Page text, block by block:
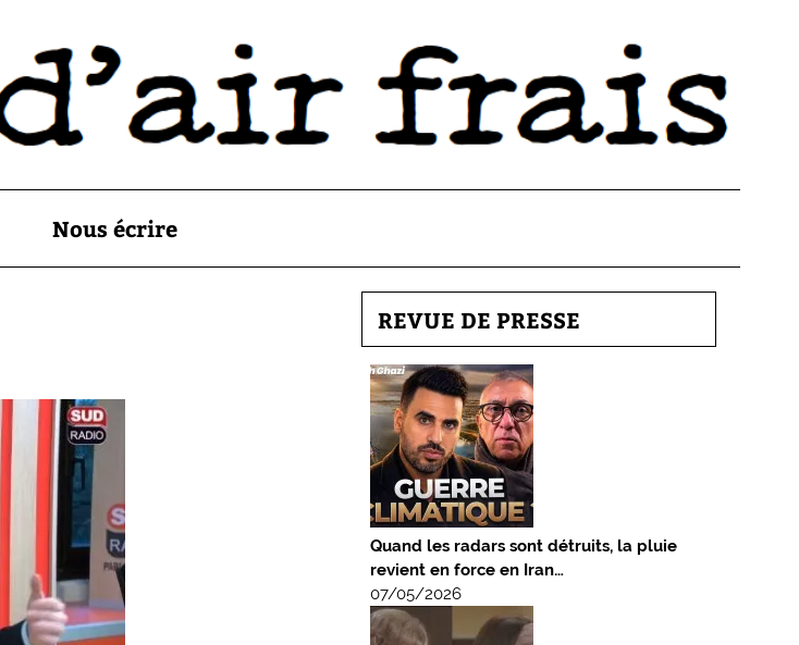
Nous écrire
REVUE DE PRESSE
Quand les radars sont détruits, la pluie
revient en force en Iran…
07/05/2026